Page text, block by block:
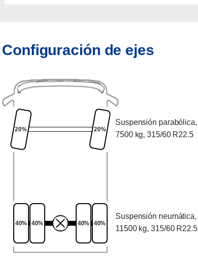
Configuración de ejes
20% 20%
Suspensión parabólica,
7500 kg, 315/60 R22.5
40% 40% 40% 40%
Suspensión neumática,
11500 kg, 315/60 R22.5